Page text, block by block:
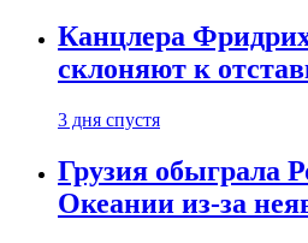
Канцлера
склоняют к
3 дня спустя
Грузия обыграла
Океании из-за